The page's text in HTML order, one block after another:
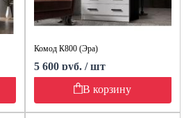
Комод К800 (Эра)
5 600 руб. / шт
В корзину